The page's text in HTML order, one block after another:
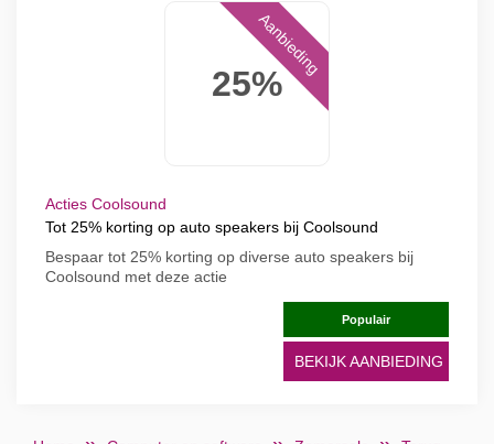
25%
Aanbieding
Acties Coolsound
Tot 25% korting op auto speakers bij Coolsound
Bespaar tot 25% korting op diverse auto speakers bij
Coolsound met deze actie
Populair
BEKIJK AANBIEDING